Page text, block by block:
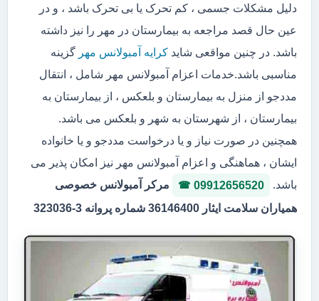
دلیل مشکلات جسمی ، کم تحرک یا بی تحرک باشد ، و در
عین حال قصد مراجعه به بیمارستان در مهر را نیز داشته
باشد. در چنین مواقعی شاید کرایه آمبولانس مهر گزینه
مناسبی باشد.خدمات اعزام آمبولانس مهر شامل ، انتقال
مددجو از منزل به بیمارستان و بلعکس ، از بیمارستان به
بیمارستان ، از شهرستان به شهر و بلعکس می باشد.
همچنین در صورت نیاز و یا درخواست مددجو و یا خانواده
ایشان ، هماهنگی و اعزام آمبولانس مهر نیز امکان پذیر می
باشد.
09912656520
مرکر آمبولانس خصوصی
همیاران سلامت ایثار 36146400 شماره پروانه 3-323036